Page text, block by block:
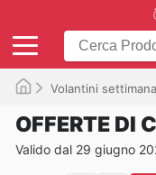
Volantini
OFFERTE DI
Valido dal 29 giugno